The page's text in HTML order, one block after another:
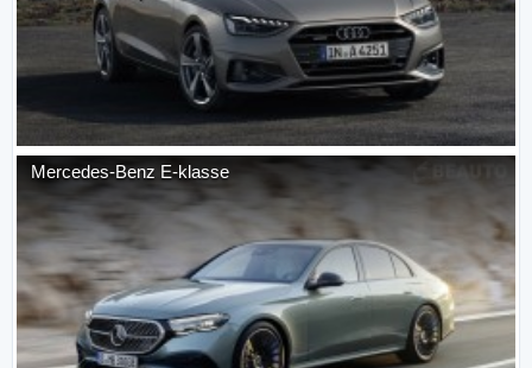
Mercedes-Benz E-klasse